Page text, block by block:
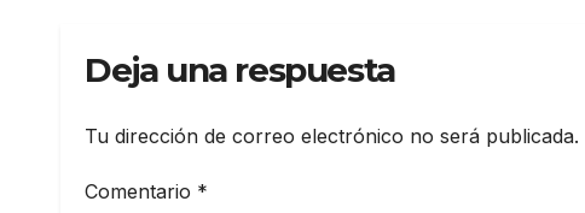
Deja una respuesta
Tu dirección de correo electrónico no será publicada.
Comentario *